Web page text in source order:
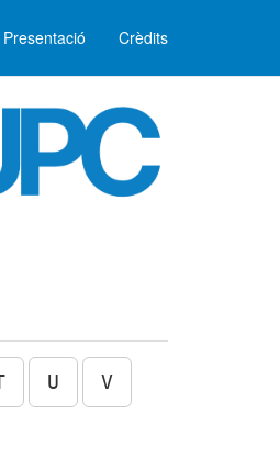
Presentació Crèdits
U V